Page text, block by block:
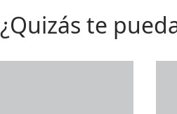
¿Quizás te